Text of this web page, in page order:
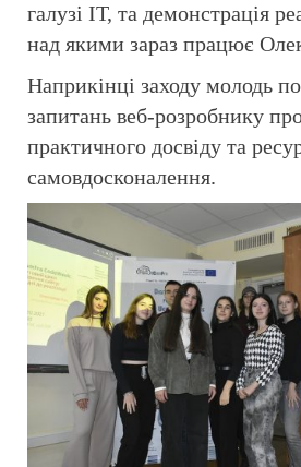
галузі ІТ, та демонстрація
над якими зараз працює
Наприкінці заходу молодь
запитань веб-розробнику
практичного досвіду та
самовдосконалення.